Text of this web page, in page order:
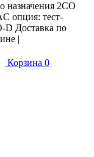
2CO
опция: тест-
D Доставка по
|
Корзина 0